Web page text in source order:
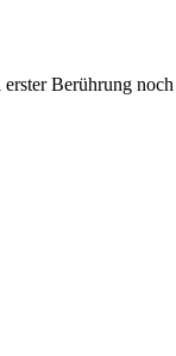
Berührung